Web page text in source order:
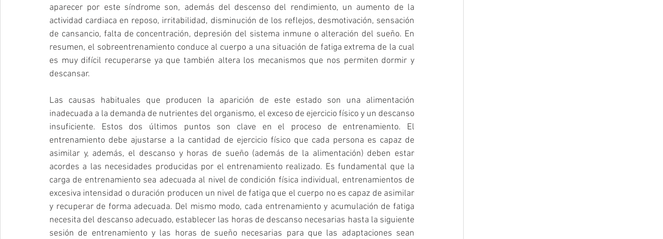
aparecer por este síndrome son, además del descenso del rendimiento, un aumento de la
actividad cardiaca en reposo, irritabilidad, disminución de los reflejos, desmotivación, sensación
de cansancio, falta de concentración, depresión del sistema inmune o alteración del sueño. En
resumen, el sobreentrenamiento conduce al cuerpo a una situación de fatiga extrema de la cual
es muy difícil recuperarse ya que también altera los mecanismos que nos permiten dormir y
descansar.
Las causas habituales que producen la aparición de este estado son una alimentación
inadecuada a la demanda de nutrientes del organismo, el exceso de ejercicio físico y un descanso
insuficiente. Estos dos últimos puntos son clave en el proceso de entrenamiento. El
entrenamiento debe ajustarse a la cantidad de ejercicio físico que cada persona es capaz de
asimilar y, además, el descanso y horas de sueño (además de la alimentación) deben estar
acordes a las necesidades producidas por el entrenamiento realizado. Es fundamental que la
carga de entrenamiento sea adecuada al nivel de condición física individual, entrenamientos de
excesiva intensidad o duración producen un nivel de fatiga que el cuerpo no es capaz de asimilar
y recuperar de forma adecuada. Del mismo modo, cada entrenamiento y acumulación de fatiga
necesita del descanso adecuado, establecer las horas de descanso necesarias hasta la siguiente
sesión de entrenamiento y las horas de sueño necesarias para que las adaptaciones sean